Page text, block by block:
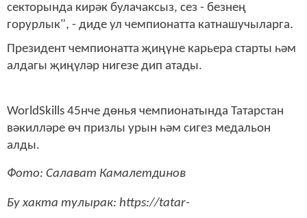
секторында кирәк булачаксыз, сез - безнең
горурлык", - диде ул чемпионатта катнашучыларга.
Президент чемпионатта җиңүне карьера старты һәм
алдагы җиңүләр нигезе дип атады.
WorldSkills 45нче дөнья чемпионатында Татарстан
вәкилләре өч призлы урын һәм сигез медальон
алды.
Фото: Салават Камалетдинов
Бу хакта тулырак: https://tatar-